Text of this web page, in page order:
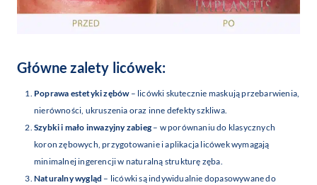
Główne zalety licówek:
Poprawa estetyki zębów– licówki skutecznie maskują przebarwienia,
nierówności, ukruszenia oraz inne defekty szkliwa.
Szybki i mało inwazyjny zabieg – w porównaniu do klasycznych
koron zębowych, przygotowanie i aplikacja licówek wymagają
minimalnej ingerencji w naturalną strukturę zęba.
Naturalny wygląd – licówki są indywidualnie dopasowywane do